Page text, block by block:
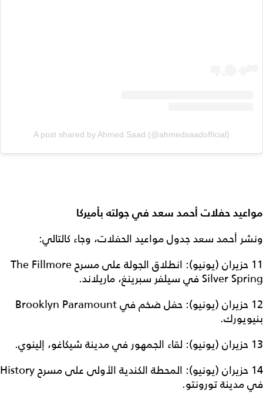
A post shared by Ahmed Saad (@ahmedsaadofficial)
مواعيد حفلات أحمد سعد في جولته بأميركا
ونشر أحمد سعد جدول مواعيد الحفلات، وجاء كالتالي:
11 حزيران (يونيو): انطلاق الجولة على مسرح The Fillmore
Silver Spring في سيلفر سبرينغ، ماريلاند.
12 حزيران (يونيو): حفل ضخم في Brooklyn Paramount
بنيويورك.
13 حزيران (يونيو): لقاء الجمهور في مدينة شيكاغو، إلينوي.
14 حزيران (يونيو): المحطة الكندية الأولى على مسرح History
في مدينة تورونتو.